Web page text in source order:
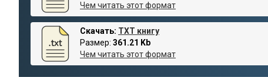
Чем читать этот формат
Скачать: TXT книгу
Размер: 361.21 Kb
Чем читать этот формат